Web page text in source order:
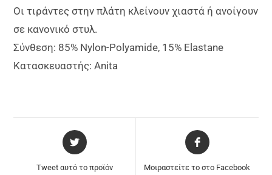
Οι τιράντες στην πλάτη κλείνουν χιαστά ή ανοίγουν
σε κανονικό στυλ.
Σύνθεση: 85% Nylon-Polyamide, 15% Elastane
Κατασκευαστής: Anita
Tweet αυτό το προϊόν Μοιραστείτε το στο Facebook